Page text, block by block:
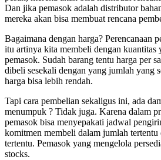
Dan jika pemasok adalah distributor
mereka akan bisa membuat rencana
Bagaimana dengan harga? Perencanaan
itu artinya kita membeli dengan kuantitas
pemasok. Sudah barang tentu harga per
dibeli sesekali dengan yang jumlah yang
harga bisa lebih rendah.
Tapi cara pembelian sekaligus ini, ada
menumpuk ? Tidak juga. Karena dalam
pemasok bisa menyepakati jadwal
komitmen membeli dalam jumlah
tertentu. Pemasok yang mengelola
stocks.